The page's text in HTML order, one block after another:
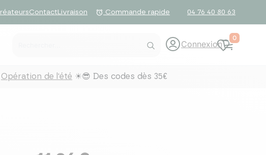
ContactLivraison alarm Commande rapide 04 76 40 80 63
Connexion
0
Opération de l'été ☀😎 Des codes dès 35€